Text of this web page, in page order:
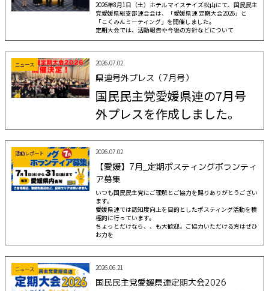
2026年8月1日（土）ホテルマイステイズ松山にて、国民民主
党愛媛県総支部連合会は、「愛媛県連 定期大会2026」と
「こくみんミーティング」を開催しました。
定期大会では、活動報告や今後の方針などについて
ニュース 2026.07.02
県連号外プレス（7月号）
国民民主党愛媛県連の7月号
外プレスを作成しました。
活動レポート 2026.07.02
【愛媛】7月_定期ポスティングボランティ
ア募集
いつも国民民主党にご理解とご協力を賜りありがとうござい
ます。
愛媛県連では認知度向上を目的としたポスティング活動を積
極的に行っています。
ちょっとだけなら、、も大歓迎。ご協力いただける方はぜひ
お力を
ニュース 2026.06.21
国民民主党愛媛県連定期大会2026